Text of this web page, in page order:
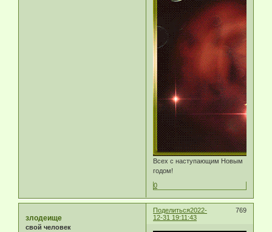
Всех с наступающим Новым
годом!
0
Поделиться 769
2022-
12-31 19:11:43
злодеище
свой человек